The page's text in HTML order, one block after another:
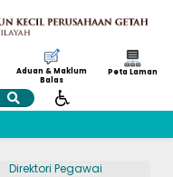
Aduan & Maklum
Balas
Peta Laman
Direktori Pegawai